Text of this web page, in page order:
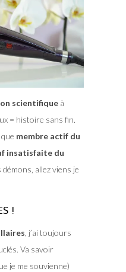
scientifiqueà
= histoire sans fin.
membre actif du
insatisfaite du
démons, allez viens je
!
, j’ai toujours
Va savoir
je me souvienne)